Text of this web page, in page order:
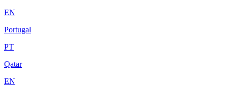
EN
Portugal
PT
Qatar
EN